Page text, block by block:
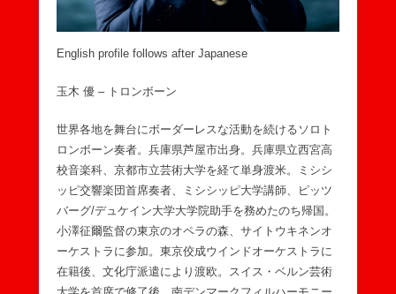
English profile follows after Japanese
玉木 優 – トロンボーン
世界各地を舞台にボーダーレスな活動を続けるソロト
ロンボーン奏者。兵庫県芦屋市出身。兵庫県立西宮高
校音楽科、京都市立芸術大学を経て単身渡米。ミシシ
ッピ交響楽団首席奏者、ミシシッピ大学講師、ピッツ
バーグ/デュケイン大学大学院助手を務めたのち帰国。
小澤征爾監督の東京のオペラの森、サイトウキネンオ
ーケストラに参加。東京佼成ウインドオーケストラに
在籍後、文化庁派遣により渡欧。スイス・ベルン芸術